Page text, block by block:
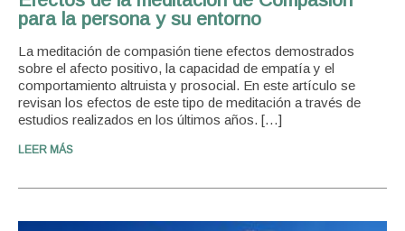
para la persona y su entorno
La meditación de compasión tiene efectos demostrados
sobre el afecto positivo, la capacidad de empatía y el
comportamiento altruista y prosocial. En este artículo se
revisan los efectos de este tipo de meditación a través de
estudios realizados en los últimos años. […]
LEER MÁS